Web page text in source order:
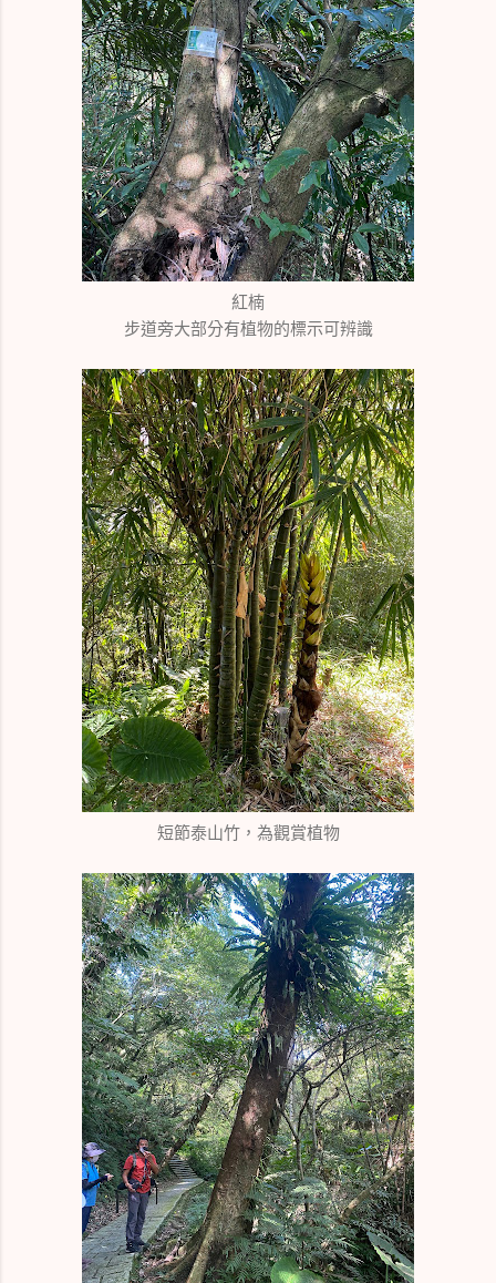
紅楠
步道旁大部分有植物的標示可辨識
短節泰山竹，為觀賞植物